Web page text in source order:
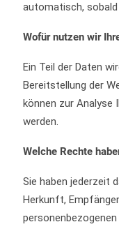
automatisch,
Wofür nutzen wir
Ein Teil der Daten
Bereitstellung der
können zur Analyse
werden.
Welche Rechte
Sie haben jederzeit
Herkunft,